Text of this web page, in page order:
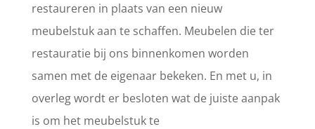
restaureren in plaats van een nieuw
meubelstuk aan te schaffen. Meubelen die ter
restauratie bij ons binnenkomen worden
samen met de eigenaar bekeken. En met u, in
overleg wordt er besloten wat de juiste aanpak
is om het meubelstuk te